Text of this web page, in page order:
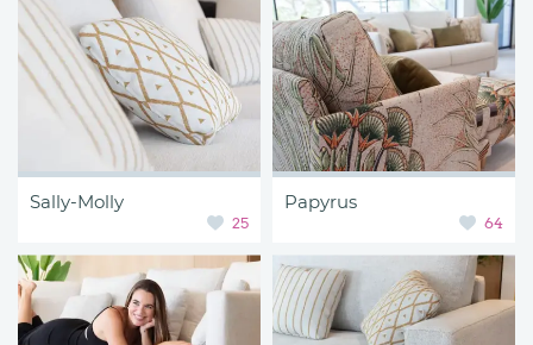
Sally-Molly
25
Papyrus
64